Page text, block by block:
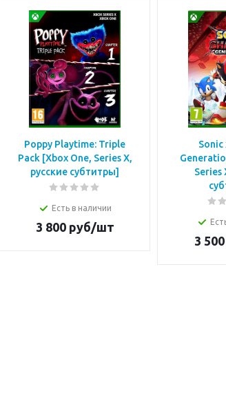
Poppy Playtime: Triple
Pack [Xbox One, Series X,
русские субтитры]
Есть в наличии
3 800руб/шт
Sonic
Series
3 500